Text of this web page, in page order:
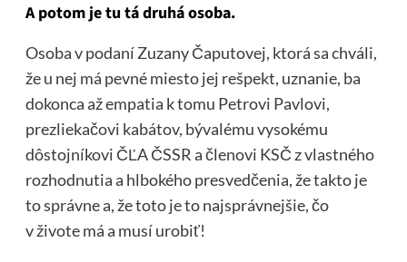
A potom je tu tá druhá osoba.
Osoba v podaní Zuzany Čaputovej, ktorá sa chváli,
že u nej má pevné miesto jej rešpekt, uznanie, ba
dokonca až empatia k tomu Petrovi Pavlovi,
prezliekačovi kabátov, bývalému vysokému
dôstojníkovi ČĽA ČSSR a členovi KSČ z vlastného
rozhodnutia a hlbokého presvedčenia, že takto je
to správne a, že toto je to najsprávnejšie, čo
v živote má a musí urobiť!